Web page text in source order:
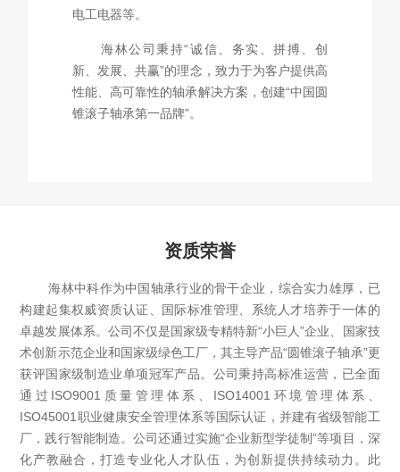
电工电器等。
海林公司秉持“诚信、务实、拼搏、创
新、发展、共赢”的理念，致力于为客户提供高
性能、高可靠性的轴承解决方案，创建“中国圆
锥滚子轴承第一品牌”。
资质荣誉
海林中科作为中国轴承行业的骨干企业，综合实力雄厚，已
构建起集权威资质认证、国际标准管理、系统人才培养于一体的
卓越发展体系。公司不仅是国家级专精特新“小巨人”企业、国家技
术创新示范企业和国家级绿色工厂，其主导产品“圆锥滚子轴承”更
获评国家级制造业单项冠军产品。公司秉持高标准运营，已全面
通过ISO9001质量管理体系、ISO14001环境管理体系、
ISO45001职业健康安全管理体系等国际认证，并建有省级智能工
厂，践行智能制造。公司还通过实施“企业新型学徒制”等项目，深
化产教融合，打造专业化人才队伍，为创新提供持续动力。此